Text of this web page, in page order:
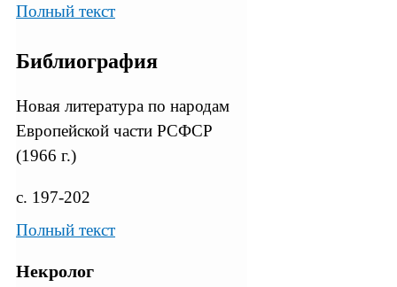
Полный текст
Библиография
Новая литература по народам
Европейской части РСФСР
(1966 г.)
с. 197-202
Полный текст
Некролог